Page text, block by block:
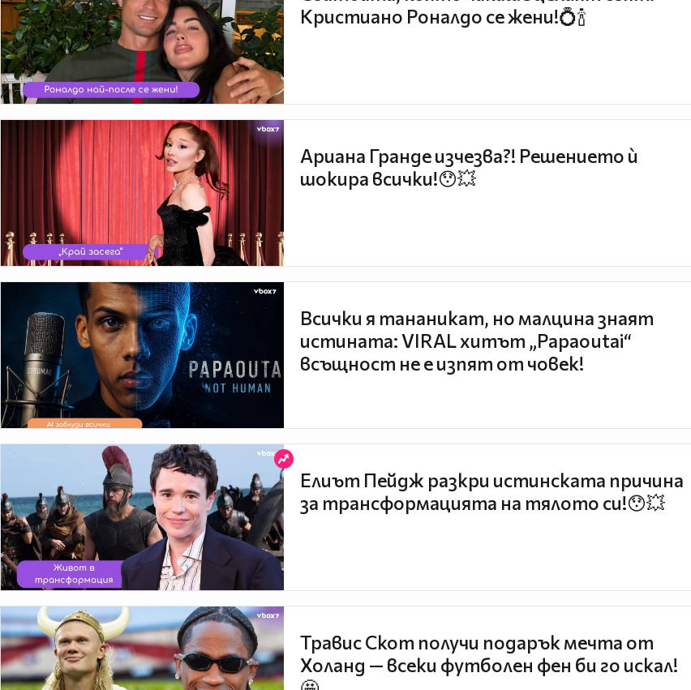
Кристиано Роналдо се жени!💍🍾
Ариана Гранде изчезва?! Решението ѝ
шокира всички!😯💥
Всички я тананикат, но малцина знаят
истината: VIRAL хитът „Papaoutai“
всъщност не е изпят от човек!
Елиът Пейдж разкри истинската причина
за трансформацията на тялото си!😯💥
Травис Скот получи подарък мечта от
Холанд — всеки футболен фен би го искал!